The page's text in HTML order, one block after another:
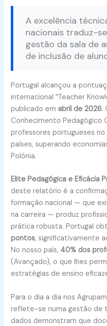
A excelência
nacionais traduz-
gestão da sala de
de inclusão de
Portugal alcançou a
internacional “Teacher
publicado em abril de 2026.
Conhecimento Pedagógico
professores portugueses
países, superando
Polónia.
Elite Pedagógica e Eficácia
deste relatório é a
formação nacional — que
na carreira — produz
prática robusta. Portugal
pontos, significativamente
No nosso país, 40% dos
(Avançado), o que lhes
estratégias de ensino
Para o dia a dia nos
reflete-se numa gestão de
dados demonstram que